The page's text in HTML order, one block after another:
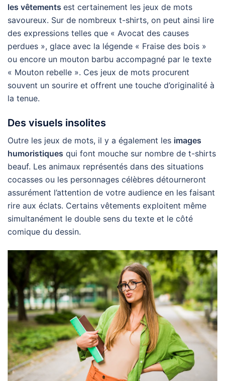
les vêtements est certainement les jeux de mots
savoureux. Sur de nombreux t-shirts, on peut ainsi lire
des expressions telles que « Avocat des causes
perdues », glace avec la légende « Fraise des bois »
ou encore un mouton barbu accompagné par le texte
« Mouton rebelle ». Ces jeux de mots procurent
souvent un sourire et offrent une touche d’originalité à
la tenue.
Des visuels insolites
Outre les jeux de mots, il y a également les images
humoristiques qui font mouche sur nombre de t-shirts
beauf. Les animaux représentés dans des situations
cocasses ou les personnages célèbres détourneront
assurément l’attention de votre audience en les faisant
rire aux éclats. Certains vêtements exploitent même
simultanément le double sens du texte et le côté
comique du dessin.